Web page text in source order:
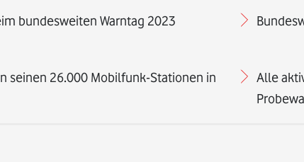
bundesweiten Warntag 2023
seinen 26.000 Mobilfunk-Stationen in
Alle